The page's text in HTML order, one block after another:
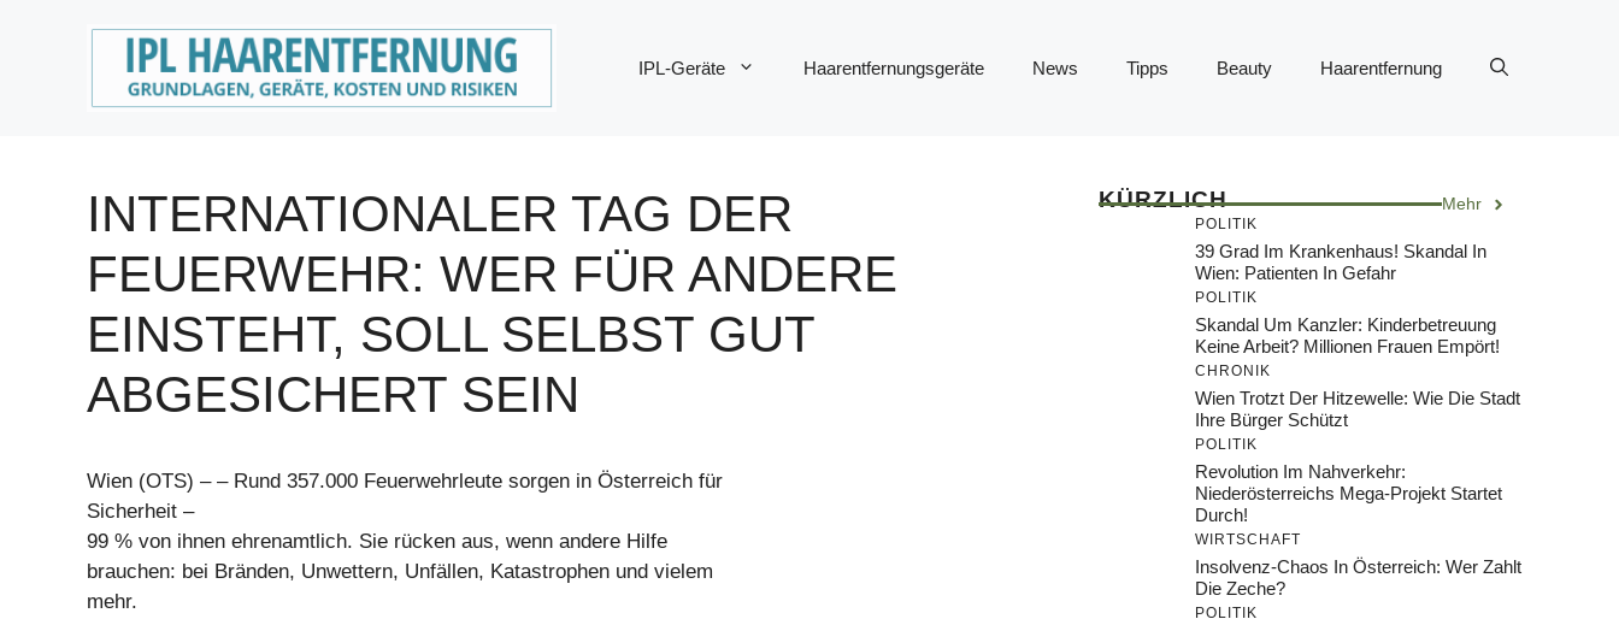
IPL-Geräte Haarentfernungsgeräte News Tipps Beauty Haarentfernung
INTERNATIONALER TAG DER
FEUERWEHR: WER FÜR ANDERE
EINSTEHT, SOLL SELBST GUT
ABGESICHERT SEIN
Wien (OTS) – – Rund 357.000 Feuerwehrleute sorgen in Österreich für
Sicherheit –
99 % von ihnen ehrenamtlich. Sie rücken aus, wenn andere Hilfe
brauchen: bei Bränden, Unwettern, Unfällen, Katastrophen und vielem
mehr.
KÜRZLICH Mehr
POLITIK
39 Grad Im Krankenhaus! Skandal In
Wien: Patienten In Gefahr
POLITIK
Skandal Um Kanzler: Kinderbetreuung
Keine Arbeit? Millionen Frauen Empört!
CHRONIK
Wien Trotzt Der Hitzewelle: Wie Die Stadt
Ihre Bürger Schützt
POLITIK
Revolution Im Nahverkehr:
Niederösterreichs Mega-Projekt Startet
Durch!
WIRTSCHAFT
Insolvenz-Chaos In Österreich: Wer Zahlt
Die Zeche?
POLITIK